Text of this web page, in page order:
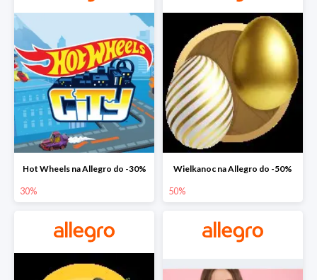
Hot Wheels na Allegro do -30%
30%
Wielkanoc na Allegro do -50%
50%